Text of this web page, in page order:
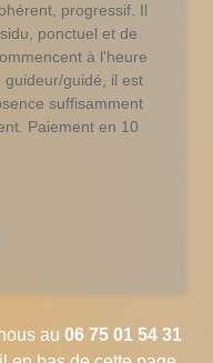
progressif. Il
ponctuel et de
à l'heure
guidé, il est
suffisamment
Paiement en 10
au 06 75 01 54 31